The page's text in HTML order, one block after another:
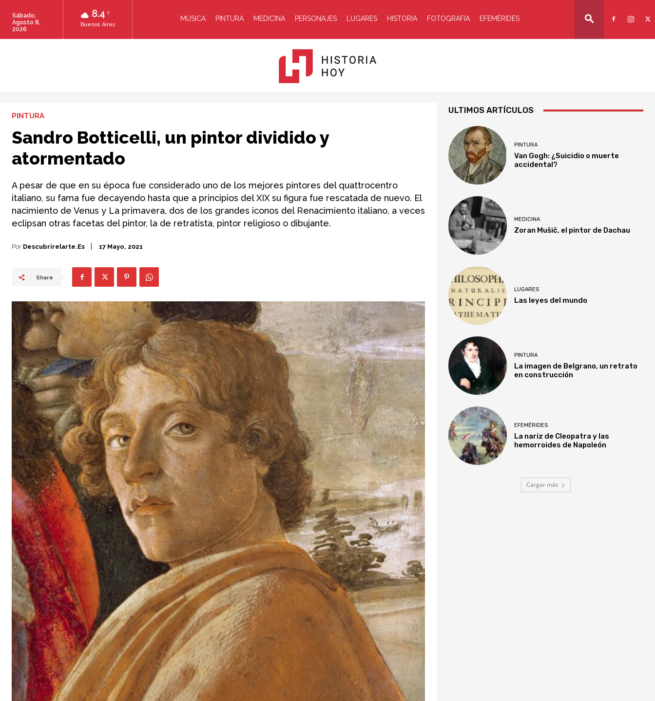
8.4 C
Buenos Aires
Sábado,
Agosto 8,
2026
MÚSICA PINTURA MEDICINA PERSONAJES LUGARES HISTORIA FOTOGRAFIA EFEMÉRIDES
Hoy
PINTURA
Sandro Botticelli, un pintor dividido y
atormentado
A pesar de que en su época fue considerado uno de los mejores pintores del quattrocentro
italiano, su fama fue decayendo hasta que a principios del XIX su figura fue rescatada de nuevo. El
nacimiento de Venus y La primavera, dos de los grandes iconos del Renacimiento italiano, a veces
eclipsan otras facetas del pintor, la de retratista, pintor religioso o dibujante.
Por Descubrirelarte.es 17 Mayo, 2021
Share
ULTIMOS ARTÍCULOS
PINTURA
Van Gogh: ¿Suicidio o muerte
accidental?
MEDICINA
Zoran Mušič, el pintor de Dachau
LUGARES
Las leyes del mundo
PINTURA
La imagen de Belgrano, un retrato
en construcción
EFEMÉRIDES
La nariz de Cleopatra y las
hemorroides de Napoleón
Cargar más